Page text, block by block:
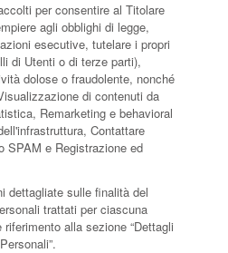
per consentire al Titolare
agli obblighi di legge,
esecutive, tutelare i propri
di Utenti o di terze parti),
dolose o fraudolente, nonché
di contenuti da
Remarketing e behavioral
Contattare
SPAM e Registrazione ed
dettagliate sulle finalità del
trattati per ciascuna
alla sezione “Dettagli